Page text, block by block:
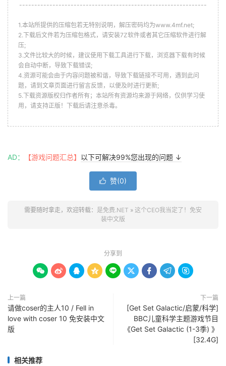
--------------------------------------------------------------
1.本站所提供的压缩包若无特别说明，解压密码均为www.4mf.net;
2.下载后文件若为压缩包格式，请安装7Z软件或者其它压缩软件进行解
压;
3.文件比较大的时候，建议使用下载工具进行下载，浏览器下载有时候
会自动中断，导致下载错误;
4.资源可能会由于内容问题被和谐，导致下载链接不可用，遇到此问
题，请到文章页面进行留言反馈，以便及时进行更新;
5.下载资源版权归作者所有；本站所有资源均来源于网络，仅供学习使
用，请支持正版！下载后请注意杀毒。
AD： 【游戏问题汇总】 以下可解决99%您出现的问题 ↓
 赞(0)
需要随时拿走，欢迎转载： 是免费.NET » 这个CEO我当定了！免安
装中文版
分享到
        
上一篇
请做coser的主人10 / Fell in
love with coser 10 免安装中文
版
下一篇
[Get Set Galactic/启蒙/科学]
BBC儿童科学主题游戏节目
《Get Set Galactic (1-3季) 》
[32.4G]
相关推荐